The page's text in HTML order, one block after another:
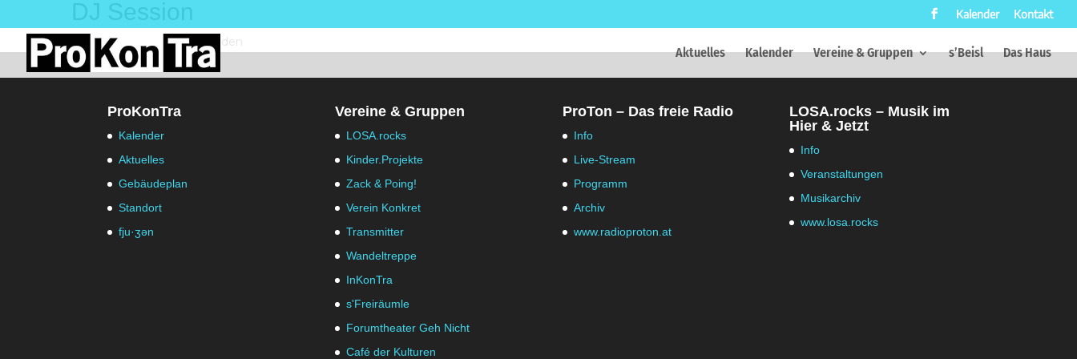
Kalender Kontakt
Aktuelles Kalender Vereine & Gruppen s’Beisl Das Haus
Keine Veranstaltung gefunden
ProKonTra
Kalender
Aktuelles
Gebäudeplan
Standort
fju·ʒən
Vereine & Gruppen
LOSA.rocks
Kinder.Projekte
Zack & Poing!
Verein Konkret
Transmitter
Wandeltreppe
InKonTra
s'Freiräumle
Forumtheater Geh Nicht
Café der Kulturen
ProTon – Das freie Radio
Info
Live-Stream
Programm
Archiv
www.radioproton.at
LOSA.rocks – Musik im
Hier & Jetzt
Info
Veranstaltungen
Musikarchiv
www.losa.rocks